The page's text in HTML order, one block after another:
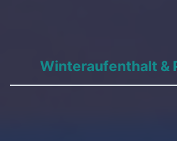
Winteraufenthalt &